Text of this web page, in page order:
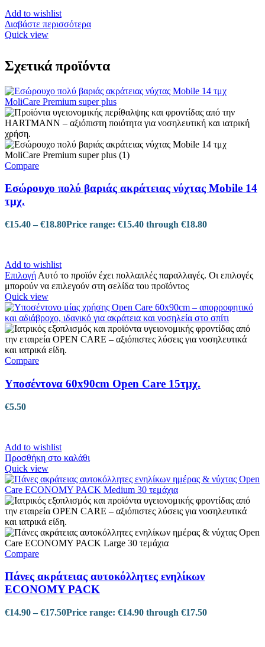
Add to wishlist
Διαβάστε περισσότερα
Quick view
Σχετικά προϊόντα
Compare
Εσώρουχο πολύ βαριάς ακράτειας νύχτας Mobile 14
τμχ.
€15.40 – €18.80Price range: €15.40 through €18.80
Add to wishlist
Επιλογή Αυτό το προϊόν έχει πολλαπλές παραλλαγές. Οι επιλογές
μπορούν να επιλεγούν στη σελίδα του προϊόντος
Quick view
Compare
Υποσέντονα 60x90cm Open Care 15τμχ.
€5.50
Add to wishlist
Προσθήκη στο καλάθι
Quick view
Compare
Πάνες ακράτειας αυτοκόλλητες ενηλίκων
ECONOMY PACK
€14.90 – €17.50Price range: €14.90 through €17.50